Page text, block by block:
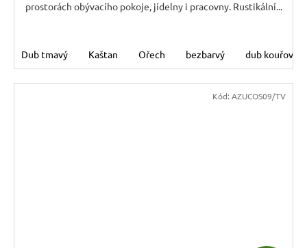
prostorách obývacího pokoje, jídelny i pracovny. Rustikální...
Dub tmavý Kaštan Ořech bezbarvý dub kouřový
Kód: AZUCOS09/TV